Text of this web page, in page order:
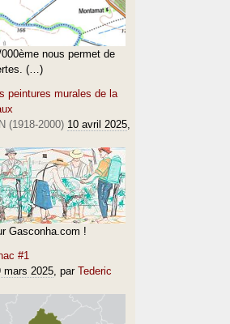
nous permet de
(…)
peintures murales de la
(1918-2000) 10 avril 2025,
Gasconha.com !
#1
mars 2025, par Tederic